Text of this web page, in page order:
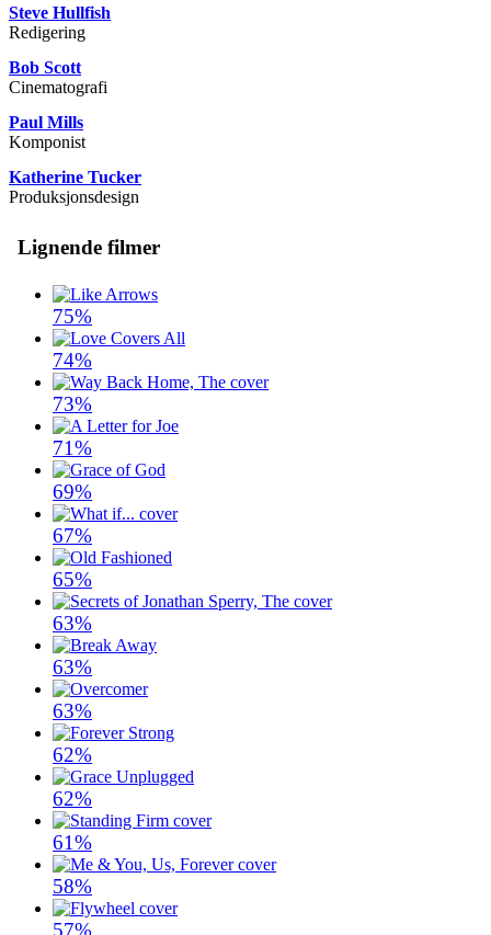
Steve Hullfish
Redigering
Bob Scott
Cinematografi
Paul Mills
Komponist
Katherine Tucker
Produksjonsdesign
Lignende filmer
75%
74%
73%
71%
69%
67%
65%
63%
63%
63%
62%
62%
61%
58%
57%